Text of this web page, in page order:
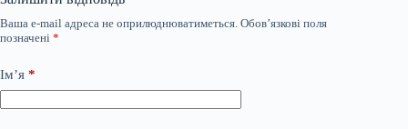
Ваша e-mail адреса не оприлюднюватиметься. Обов’язкові поля
позначені *
Ім’я *